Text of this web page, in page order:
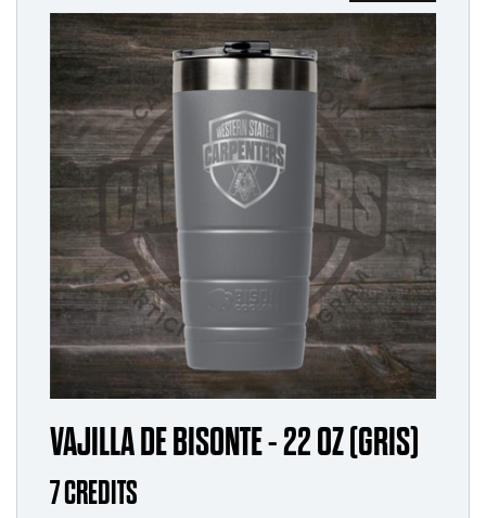
VAJILLA DE BISONTE - 22 OZ (GRIS)
7 CREDITS